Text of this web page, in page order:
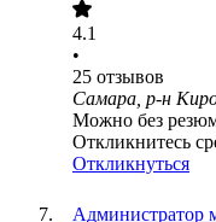
4.1
•
25 отзывов
Самара, р-н
Можно без
Откликнитесь
Откликнуться
Администратор